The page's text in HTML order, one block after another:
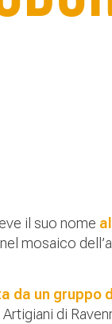
il suo nome
mosaico
da un gruppo
di